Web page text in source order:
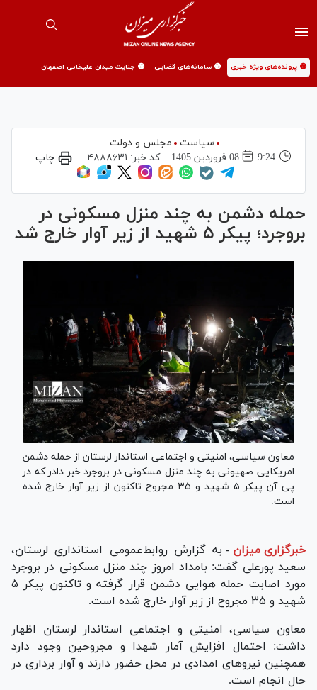
🟡 پرونده‌های ویژه خبری 🟡 سامانه‌های قضایی 🟡 جنایت میدان علیخانی اصفهان
سیاست
مجلس و دولت
9:24
08 فروردين 1405 کد خبر: ۴۸۸۸۶۳۱ چاپ
حمله دشمن به چند منزل مسکونی در
بروجرد؛ پیکر ۵ شهید از زیر آوار خارج شد
معاون سیاسی، امنیتی و اجتماعی استاندار لرستان از حمله دشمن
امریکایی صهیونی به چند منزل مسکونی در بروجرد خبر دادر که در
پی آن پیکر ۵ شهید و ۳۵ مجروح تاکنون از زیر آوار خارج شده
است.
خبرگزاری میزان - به گزارش روابط‌عمومی استانداری لرستان،
سعید پورعلی گفت: بامداد امروز چند منزل مسکونی در بروجرد
مورد اصابت حمله هوایی دشمن قرار گرفته و تاکنون پیکر ۵
شهید و ۳۵ مجروح از زیر آوار خارج شده است.
معاون سیاسی، امنیتی و اجتماعی استاندار لرستان اظهار
داشت: احتمال افزایش آمار شهدا و مجروحین وجود دارد
همچنین نیرو‌های امدادی در محل حضور دارند و آوار برداری در
حال انجام است.